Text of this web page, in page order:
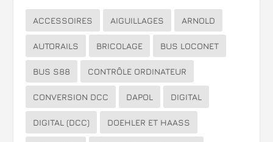
ACCESSOIRES AIGUILLAGES ARNOLD
AUTORAILS BRICOLAGE BUS LOCONET
BUS S88 CONTRÔLE ORDINATEUR
CONVERSION DCC DAPOL DIGITAL
DIGITAL (DCC) DOEHLER ET HAASS